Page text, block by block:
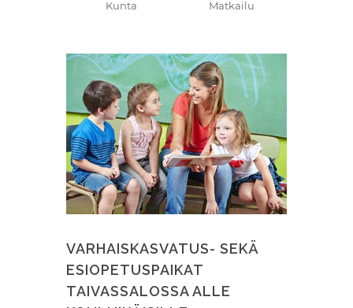
Kunta Matkailu
VARHAISKASVATUS- SEKÄ
ESIOPETUSPAIKAT
TAIVASSALOSSA ALLE